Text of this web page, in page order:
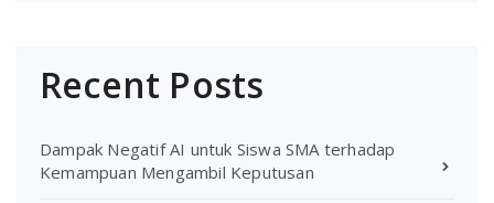
Recent Posts
Dampak Negatif AI untuk Siswa SMA terhadap
Kemampuan Mengambil Keputusan